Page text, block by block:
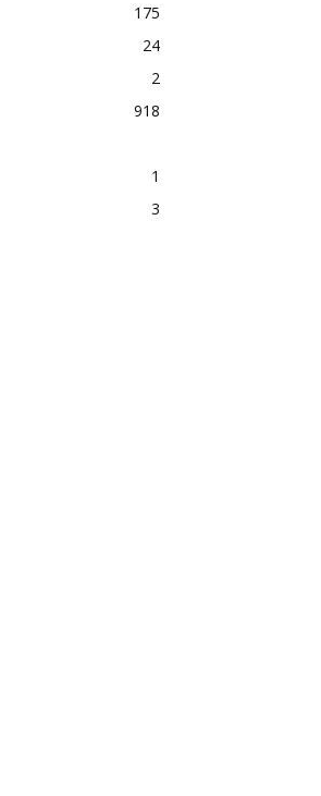
175
24
2
918
1
3